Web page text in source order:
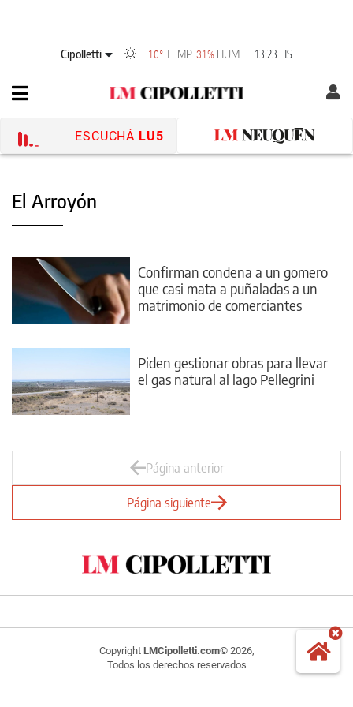
Cipolletti 10°TEMP 31% HUM 13:23 HS
ESCUCHÁ LU5
El Arroyón
Confirman condena a un gomero
que casi mata a puñaladas a un
matrimonio de comerciantes
Piden gestionar obras para llevar
el gas natural al lago Pellegrini
Página anterior
Página siguiente
Copyright LMCipolletti.com© 2026,
Todos los derechos reservados